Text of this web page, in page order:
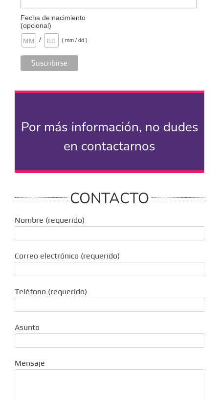
Fecha de nacimiento
(opcional)
/
( mm / dd )
Por más información, no dudes
en contactarnos
CONTACTO
Nombre (requerido)
Correo electrónico (requerido)
Teléfono (requerido)
Asunto
Mensaje